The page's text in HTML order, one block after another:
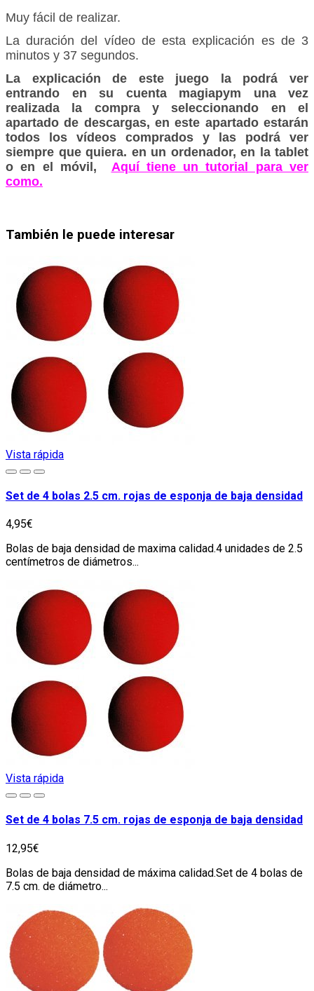
Muy fácil de realizar.
La duración del vídeo de esta explicación es de 3
minutos y 37 segundos.
La explicación de este juego la podrá ver
entrando en su cuenta magiapym una vez
realizada la compra y seleccionando en el
apartado de descargas, en este apartado estarán
todos los vídeos comprados y las podrá ver
siempre que quiera. en un ordenador, en la tablet
o en el móvil, Aquí tiene un tutorial para ver
como.
También le puede interesar
Vista rápida
Set de 4 bolas 2.5 cm. rojas de esponja de baja densidad
4,95€
Bolas de baja densidad de maxima calidad.4 unidades de 2.5
centímetros de diámetros...
Vista rápida
Set de 4 bolas 7.5 cm. rojas de esponja de baja densidad
12,95€
Bolas de baja densidad de máxima calidad.Set de 4 bolas de
7.5 cm. de diámetro...